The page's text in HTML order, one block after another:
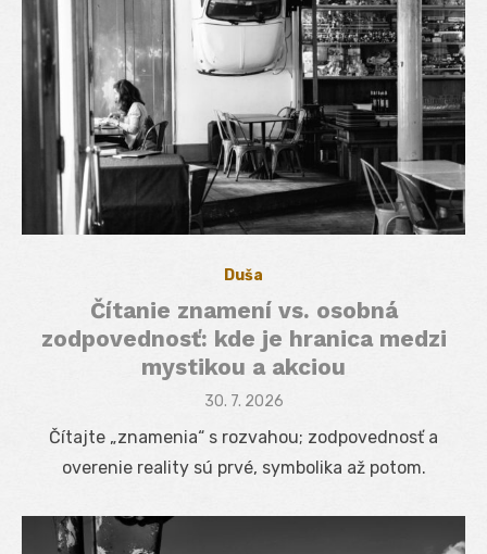
Duša
Čítanie znamení vs. osobná
zodpovednosť: kde je hranica medzi
mystikou a akciou
Posted
30. 7. 2026
Čítajte „znamenia“ s rozvahou; zodpovednosť a
overenie reality sú prvé, symbolika až potom.